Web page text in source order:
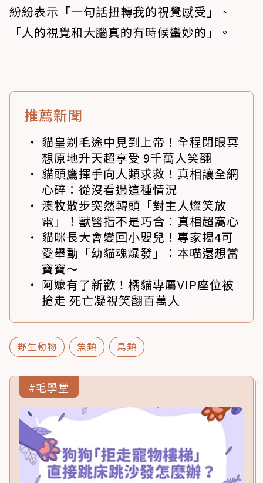
紛紛表示「一句話扭轉我的視覺感受」、
「人的視覺和大腦真的有時候蠻妙的」。
推薦新聞
貓皇剃毛途中見到上帝！全程閉眼冥
想原地升天超享受 9千萬人笑翻
貓頭鷹揮手向人類求救！真相讓全網
心碎：從沒看過這種情況
澳牧散步突然轉頭「對主人燦笑放
電」！獸醫指不是巧合：真相超窩心
貓咪長大會變回小嬰兒！專家揭4可
愛舉動「幼貓魂爆發」：本喵還想當
寶寶～
阿嬤有了新歡！橘貓專屬VIP座位被
搶走 死亡凝視笑翻百萬人
野生動物 魚類 鳥類
#毛學堂